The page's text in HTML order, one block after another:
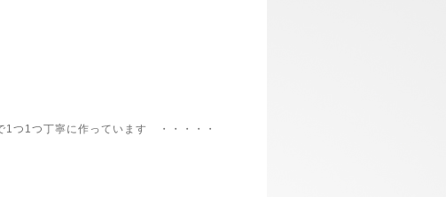
つ1つ丁寧に作っています ・・・・・